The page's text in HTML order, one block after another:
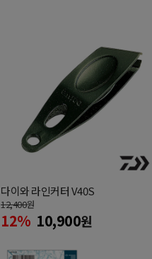
다이와 라인커터 V40S
12,400원
12% 10,900원